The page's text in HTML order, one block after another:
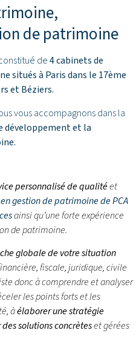
de patrimoine
de4 cabinets de
situés à Paris dans le 17ème
etBéziers.
vous accompagnons dans la
développement et la
personnalisé de qualitéet
gestion de patrimoine de PCA
ainsi qu’une forte expérience
de patrimoine.
globale de votre situation
fiscale, juridique, civile
donc à comprendre et analyser
les points forts et les
àélaborer une stratégie
solutions concrèteset gérées